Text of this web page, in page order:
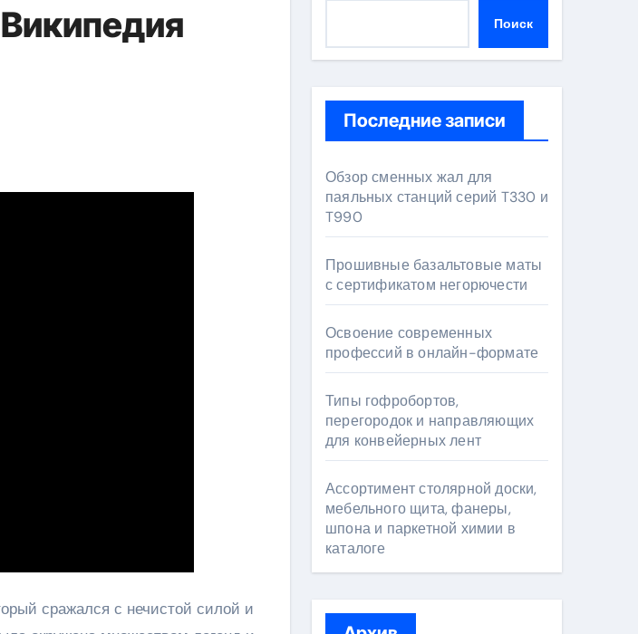
сражался с нечистой силой и
Поиск
Последние записи
Обзор сменных жал для
паяльных станций серий T330 и
T990
Прошивные базальтовые маты
с сертификатом негорючести
Освоение современных
профессий в онлайн-формате
Типы гофробортов,
перегородок и направляющих
для конвейерных лент
Ассортимент столярной доски,
мебельного щита, фанеры,
шпона и паркетной химии в
каталоге